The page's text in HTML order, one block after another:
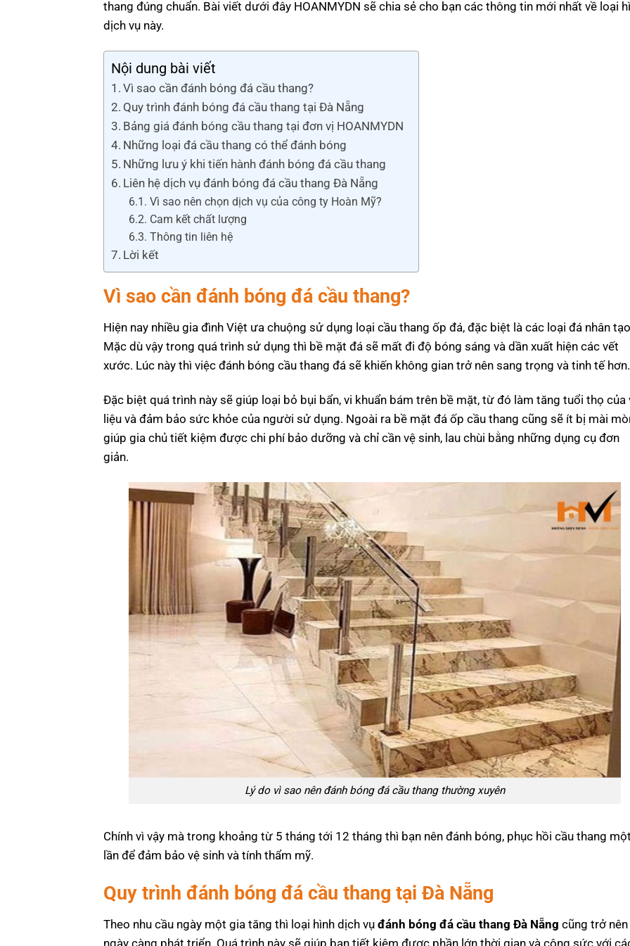
thang đúng chuẩn. Bài viết dưới đây HOANMYDN sẽ chia sẻ cho bạn các thông tin mới nhất về loại
dịch vụ này.
Nội dung bài viết
Vì sao cần đánh bóng đá cầu thang?
Quy trình đánh bóng đá cầu thang tại Đà Nẵng
Bảng giá đánh bóng cầu thang tại đơn vị HOANMYDN
Những loại đá cầu thang có thể đánh bóng
Những lưu ý khi tiến hành đánh bóng đá cầu thang
Liên hệ dịch vụ đánh bóng đá cầu thang Đà Nẵng
Vì sao nên chọn dịch vụ của công ty Hoàn Mỹ?
Cam kết chất lượng
Thông tin liên hệ
Lời kết
Vì sao cần đánh bóng đá cầu thang?
Hiện nay nhiều gia đình Việt ưa chuộng sử dụng loại cầu thang ốp đá, đặc biệt là các loại đá nhân
Mặc dù vậy trong quá trình sử dụng thì bề mặt đá sẽ mất đi độ bóng sáng và dần xuất hiện các vết
xước. Lúc này thì việc đánh bóng cầu thang đá sẽ khiến không gian trở nên sang trọng và tinh tế hơn.
Đặc biệt quá trình này sẽ giúp loại bỏ bụi bẩn, vi khuẩn bám trên bề mặt, từ đó làm tăng tuổi thọ của
liệu và đảm bảo sức khỏe của người sử dụng. Ngoài ra bề mặt đá ốp cầu thang cũng sẽ ít bị mài
giúp gia chủ tiết kiệm được chi phí bảo dưỡng và chỉ cần vệ sinh, lau chùi bằng những dụng cụ đơn
giản.
Lý do vì sao nên đánh bóng đá cầu thang thường xuyên
Chính vì vậy mà trong khoảng từ 5 tháng tới 12 tháng thì bạn nên đánh bóng, phục hồi cầu thang
lần để đảm bảo vệ sinh và tính thẩm mỹ.
Quy trình đánh bóng đá cầu thang tại Đà Nẵng
Theo nhu cầu ngày một gia tăng thì loại hình dịch vụ đánh bóng đá cầu thang Đà Nẵng cũng trở nên